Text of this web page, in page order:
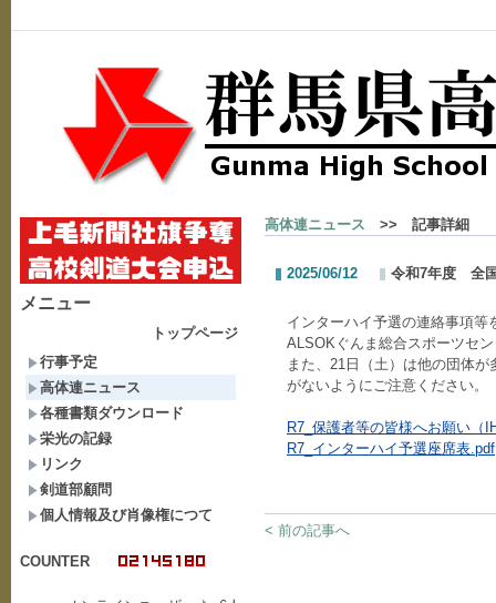
メニュー
トップページ
行事予定
高体連ニュース
各種書類ダウンロード
栄光の記録
リンク
剣道部顧問
個人情報及び肖像権につて
COUNTER
高体連ニュース >> 記事詳細
2025/06/12 令和7年度 全
インターハイ予選の連絡事項等
ALSOKぐんま総合スポーツセ
また、21日（土）は他の団体
がないようにご注意ください。
R7_保護者等の皆様へお願い（
R7_インターハイ予選座席表.pdf
< 前の記事へ